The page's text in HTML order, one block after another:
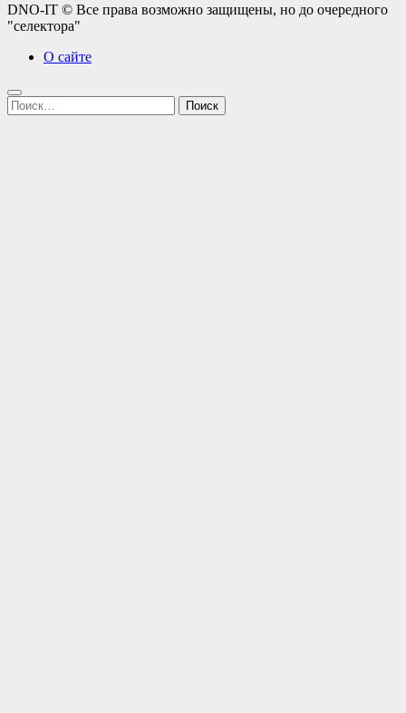
DNO-IT © Все права возможно защищены, но до очередного
"селектора"
О сайте
Найти: